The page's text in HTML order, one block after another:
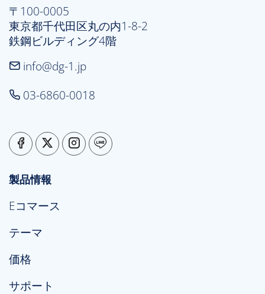
〒100-0005
東京都千代田区丸の内1-8-2
鉄鋼ビルディング4階
info@dg-1.jp
03-6860-0018
製品情報
Eコマース
テーマ
価格
サポート